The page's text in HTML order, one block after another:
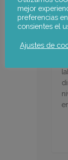
mejor
preferencias
consientes el
Ajustes de